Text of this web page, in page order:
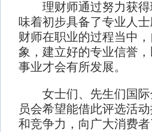
理财师通过努力获得
味着初步具备了专业人
财师在职业的过程当中
象，建立好的专业信誉
事业才会有所发展。
女士们、先生们国际
员会希望能借此评选活
和竞争力，向广大消费